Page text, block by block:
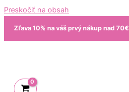
Preskočiť na obsah
Zľava 10% na váš prvý nákup nad 70€